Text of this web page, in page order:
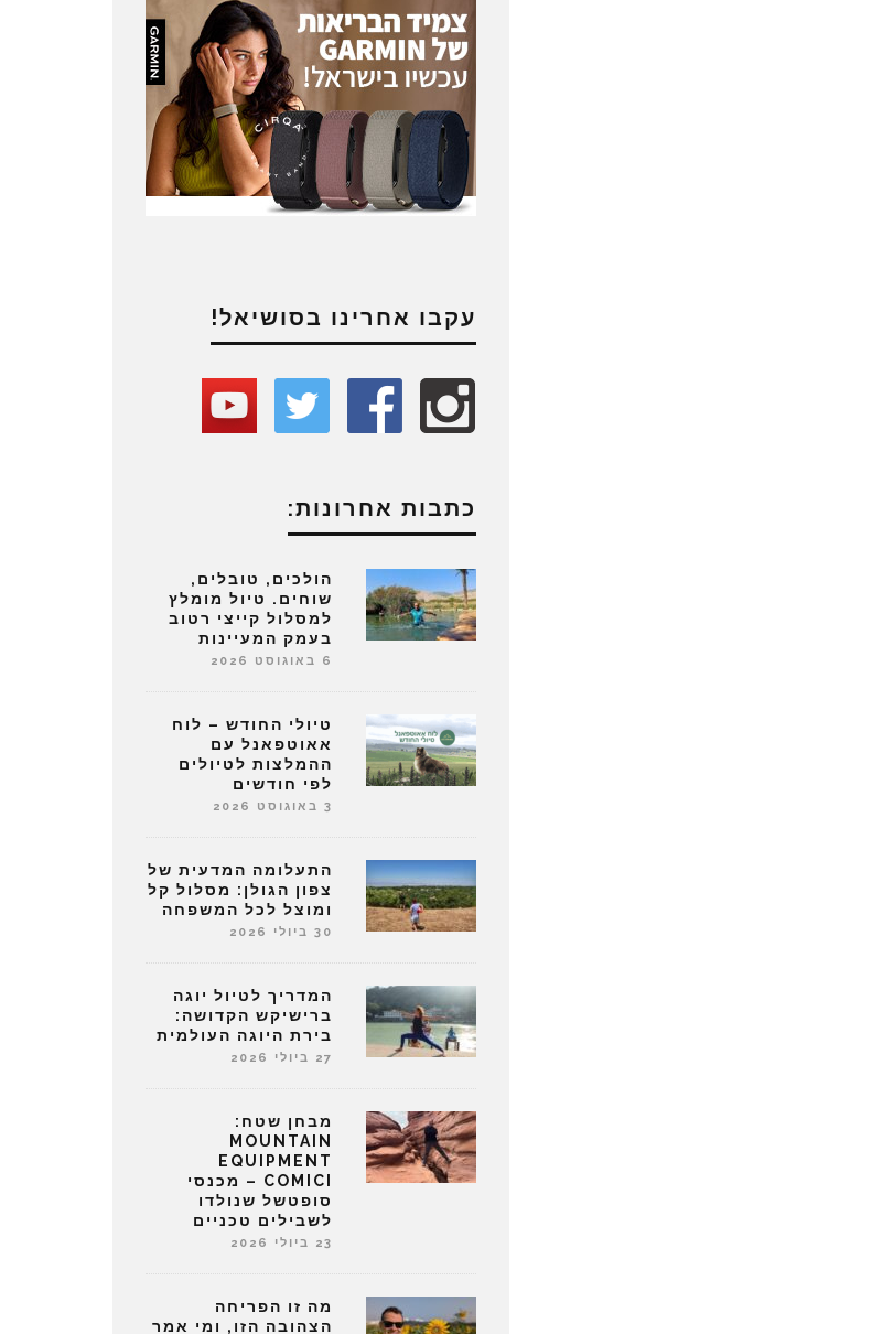
עקבו אחרינו בסושיאל!
כתבות אחרונות:
הולכים, טובלים,
שוחים. טיול מומלץ
למסלול קייצי רטוב
בעמק המעיינות
6 באוגוסט 2026
טיולי החודש – לוח
אאוטפאנל עם
ההמלצות לטיולים
לפי חודשים
3 באוגוסט 2026
התעלומה המדעית של
צפון הגולן: מסלול קל
ומוצל לכל המשפחה
30 ביולי 2026
המדריך לטיול יוגה
ברישיקש הקדושה:
בירת היוגה העולמית
27 ביולי 2026
מבחן שטח:
MOUNTAIN
EQUIPMENT
COMICI – מכנסי
סופטשל שנולדו
לשבילים טכניים
23 ביולי 2026
מה זו הפריחה
הצהובה הזו, ומי אמר